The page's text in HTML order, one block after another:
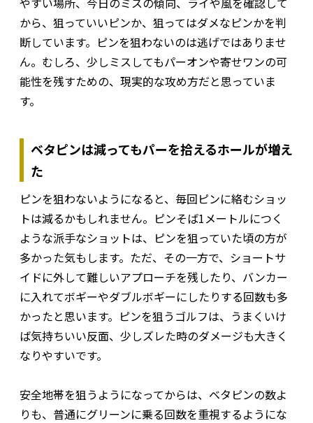
から、狙っていいピンか、狙ってはダメなピンかを判
断しています。ピンを狙わないのは逃げではありませ
ん。むしろ、少しミスしてもパーオンや寄せワンの可
能性を残すための、現実的な攻め方だと思っていま
す。
ベタピンは減ってもパーを拾えるホールが増え
た
ピンを狙わないようになると、毎回ピンに絡むショッ
トは減るかもしれません。ピンそば1メートルにつく
ような派手なショットは、ピンを狙っていた頃の方が
多かった気もします。ただ、その一方で、ショートサ
イドに外して難しいアプローチを残したり、バンカー
に入れてボギーやダブルボギーにしたりする回数も多
かったと思います。ピンを狙うゴルフは、うまくいけ
ば気持ちいい反面、少しズレた時のダメージも大きく
なりやすいです。
安全地帯を狙うようになってからは、ベタピンの数よ
りも、普通にグリーンに乗る回数を重視するようにな